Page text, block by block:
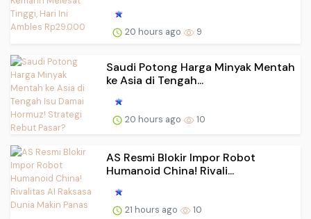
20 hours ago 9
Saudi Potong Harga Minyak Mentah
ke Asia di Tengah...
20 hours ago 10
AS Resmi Blokir Impor Robot
Humanoid China! Rivali...
21 hours ago 10